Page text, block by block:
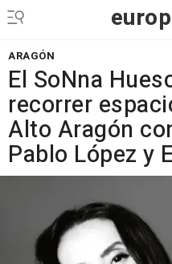
ARAGÓN
El SoNna
recorrer
Alto Aragón
Pablo López y